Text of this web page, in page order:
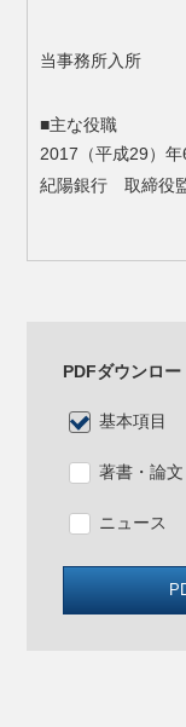
当事務所入所
■主な役職
2017（平成29）年
紀陽銀行 取締役
PDFダウンロー
基本項目
著書・論文
ニュース